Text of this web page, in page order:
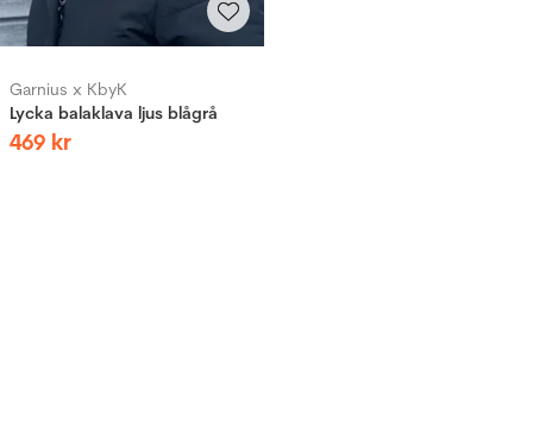
Garnius x KbyK
Lycka balaklava ljus blågrå
469 kr